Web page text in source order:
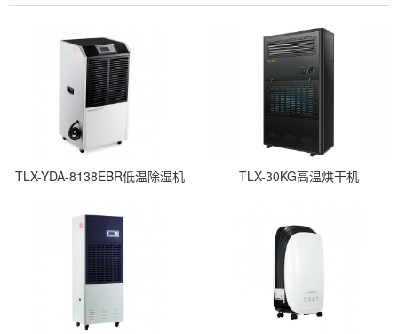
TLX-YDA-8138EBR低温除湿机 TLX-30KG高温烘干机